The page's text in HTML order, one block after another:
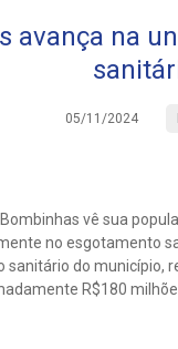
avança na
05/11/2024
vê sua
no esgotamento
do município,
R$180